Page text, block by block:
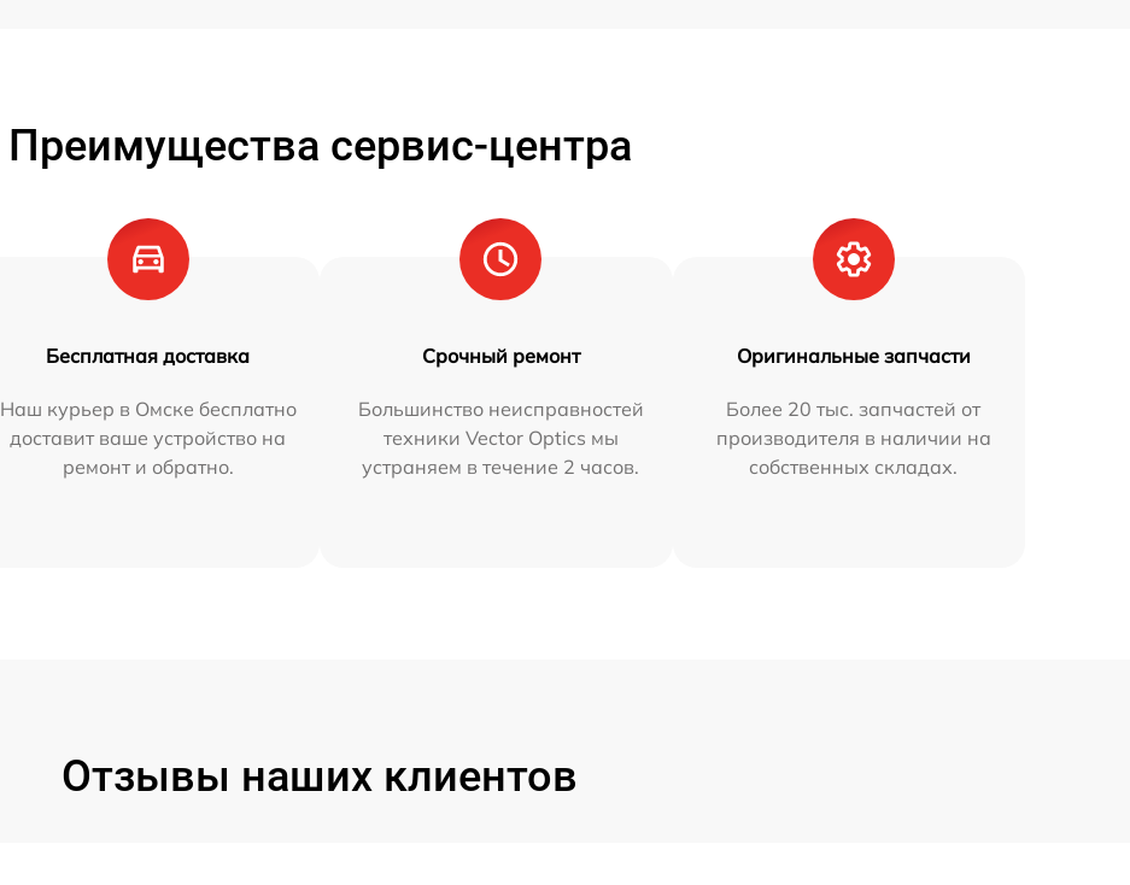
Преимущества сервис-центра
Бесплатная доставка
Наш курьер в Омске бесплатно
доставит ваше устройство на
ремонт и обратно.
Срочный ремонт
Большинство неисправностей
техники Vector Optics мы
устраняем в течение 2 часов.
Оригинальные запчасти
Более 20 тыс. запчастей от
производителя в наличии на
собственных складах.
Отзывы наших клиентов